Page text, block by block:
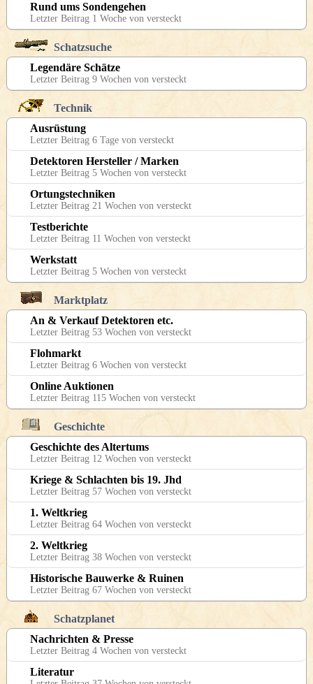
Rund ums Sondengehen
Letzter Beitrag 1 Woche von versteckt
Schatzsuche
Legendäre Schätze
Letzter Beitrag 9 Wochen von versteckt
Technik
Ausrüstung
Letzter Beitrag 6 Tage von versteckt
Detektoren Hersteller / Marken
Letzter Beitrag 5 Wochen von versteckt
Ortungstechniken
Letzter Beitrag 21 Wochen von versteckt
Testberichte
Letzter Beitrag 11 Wochen von versteckt
Werkstatt
Letzter Beitrag 5 Wochen von versteckt
Marktplatz
An & Verkauf Detektoren etc.
Letzter Beitrag 53 Wochen von versteckt
Flohmarkt
Letzter Beitrag 6 Wochen von versteckt
Online Auktionen
Letzter Beitrag 115 Wochen von versteckt
Geschichte
Geschichte des Altertums
Letzter Beitrag 12 Wochen von versteckt
Kriege & Schlachten bis 19. Jhd
Letzter Beitrag 57 Wochen von versteckt
1. Weltkrieg
Letzter Beitrag 64 Wochen von versteckt
2. Weltkrieg
Letzter Beitrag 38 Wochen von versteckt
Historische Bauwerke & Ruinen
Letzter Beitrag 67 Wochen von versteckt
Schatzplanet
Nachrichten & Presse
Letzter Beitrag 4 Wochen von versteckt
Literatur